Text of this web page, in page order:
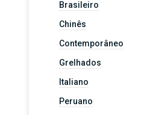
Brasileiro
Chinês
Contemporâneo
Grelhados
Italiano
Peruano